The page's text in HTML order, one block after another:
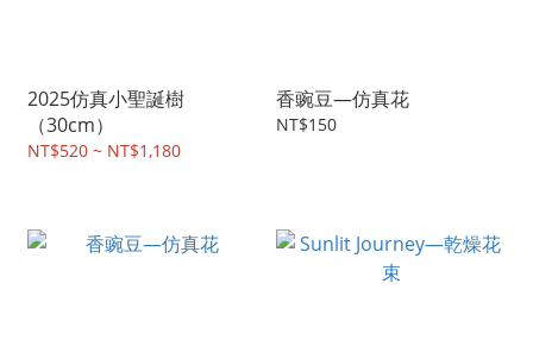
2025仿真小聖誕樹
（30cm）
NT$520 ~ NT$1,180
香豌豆—仿真花
NT$150